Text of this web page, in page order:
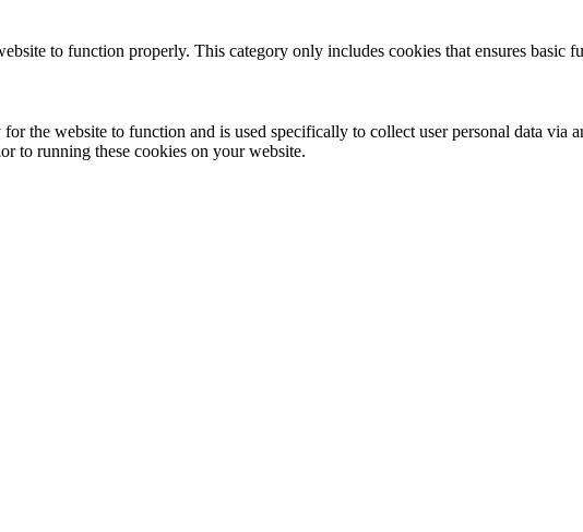
to function properly. This category only includes cookies that ensures basic
the website to function and is used specifically to collect user personal data via
to running these cookies on your website.